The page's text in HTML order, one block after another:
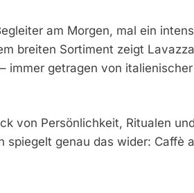
Einer Kriminellen Vereinigung
Der Bundespolizei In
In Aubing /
am Morgen, mal ein
breiten Sortiment zeigt
immer getragen von italienischer
von Persönlichkeit, Ritualen und
spiegelt genau das wider: Caffè